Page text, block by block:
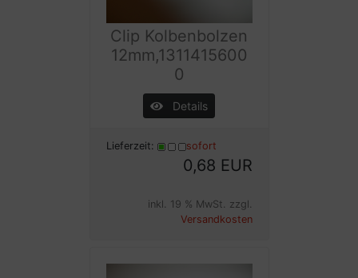
Clip Kolbenbolzen
12mm,1311415600
0
Details
Lieferzeit: sofort
0,68 EUR
inkl. 19 % MwSt. zzgl.
Versandkosten